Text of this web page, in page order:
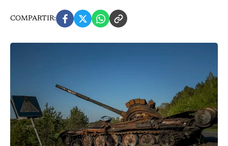
COMPARTIR: